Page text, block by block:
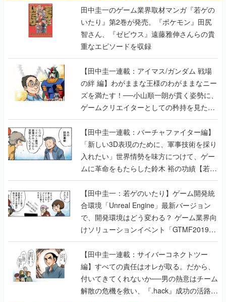
田中圭一のゲーム業界取材マンガ『若ゲの
いたり』第2巻が発売。『ポケモン』田尻
智さん、『ゼビウス』遠藤雅伸さんらの貴
重なエピソードを収録
【田中圭一連載：アイマス/ガンダム 戦場
の絆 編】わがままな王様のわがままなニー
ズを満たす！──小山順一朗が貫く姿勢に、
ゲームクリエイターとしての矜持を見た
【若ゲのいたり最終回】
【田中圭一連載：バーチャファイター編】
「新しい3D表現のために、軍事技術を採り
入れたい」世界情勢を味方につけて、ゲー
ムに革命をもたらした鈴木 裕の功績【若ゲ
のいたり】
【田中圭一：若ゲのいたり】ゲーム開発統
合環境「Unreal Engine」最新バージョン
で、開発環境はどう変わる？ ゲーム業界向
けソリューションイベント「GTMF2019」
に行って、より理解を深めよう【PR】
【田中圭一連載：サイバーコネクトツー
編】すべての責任はオレが取る。だから、
付いてきてくれないか──男の熱意はチーム
解散の危機を救い、『.hack』成功の活路を